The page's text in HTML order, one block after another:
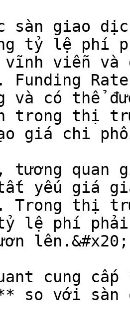
sàn giao
tỷ lệ phí
viễn
Funding
có thể
trong thị
giá chi
tương
yếu giá
thị
lệ phí
lên.&#x20;
cung
so với sàn